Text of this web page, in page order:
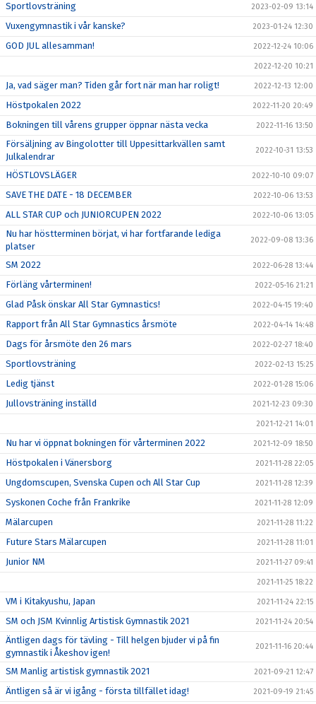
Sportlovsträning 2023-02-09 13:14
Vuxengymnastik i vår kanske? 2023-01-24 12:30
GOD JUL allesamman! 2022-12-24 10:06
2022-12-20 10:21
Ja, vad säger man? Tiden går fort när man har roligt! 2022-12-13 12:00
Höstpokalen 2022 2022-11-20 20:49
Bokningen till vårens grupper öppnar nästa vecka 2022-11-16 13:50
Försäljning av Bingolotter till Uppesittarkvällen samt
Julkalendrar
2022-10-31 13:53
HÖSTLOVSLÄGER 2022-10-10 09:07
SAVE THE DATE - 18 DECEMBER 2022-10-06 13:53
ALL STAR CUP och JUNIORCUPEN 2022 2022-10-06 13:05
Nu har höstterminen börjat, vi har fortfarande lediga
platser
2022-09-08 13:36
SM 2022 2022-06-28 13:44
Förläng vårterminen! 2022-05-16 21:21
Glad Påsk önskar All Star Gymnastics! 2022-04-15 19:40
Rapport från All Star Gymnastics årsmöte 2022-04-14 14:48
Dags för årsmöte den 26 mars 2022-02-27 18:40
Sportlovsträning 2022-02-13 15:25
Ledig tjänst 2022-01-28 15:06
Jullovsträning inställd 2021-12-23 09:30
2021-12-21 14:01
Nu har vi öppnat bokningen för vårterminen 2022 2021-12-09 18:50
Höstpokalen i Vänersborg 2021-11-28 22:05
Ungdomscupen, Svenska Cupen och All Star Cup 2021-11-28 12:39
Syskonen Coche från Frankrike 2021-11-28 12:09
Mälarcupen 2021-11-28 11:22
Future Stars Mälarcupen 2021-11-28 11:01
Junior NM 2021-11-27 09:41
2021-11-25 18:22
VM i Kitakyushu, Japan 2021-11-24 22:15
SM och JSM Kvinnlig Artistisk Gymnastik 2021 2021-11-24 20:54
Äntligen dags för tävling - Till helgen bjuder vi på fin
gymnastik i Åkeshov igen!
2021-11-16 20:44
SM Manlig artistisk gymnastik 2021 2021-09-21 12:47
Äntligen så är vi igång - första tillfället idag! 2021-09-19 21:45